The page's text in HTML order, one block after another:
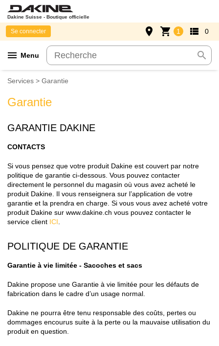
Dakine Suisse - Boutique officielle
menu Menu search
Se connecter place shopping_cart 1 view_list 0
Services > Garantie
Garantie
GARANTIE DAKINE
CONTACTS
Si vous pensez que votre produit Dakine est couvert par notre
politique de garantie ci-dessous. Vous pouvez contacter
directement le personnel du magasin où vous avez acheté le
produit Dakine. Il vous renseignera sur l’application de votre
garantie et la prendra en charge. Si vous vous avez acheté votre
produit Dakine sur www.dakine.ch vous pouvez contacter le
service client ICI.
POLITIQUE DE GARANTIE
Garantie à vie limitée - Sacoches et sacs
Dakine propose une Garantie à vie limitée pour les défauts de
fabrication dans le cadre d’un usage normal.
Dakine ne pourra être tenu responsable des coûts, pertes ou
dommages encourus suite à la perte ou la mauvaise utilisation du
produit en question.